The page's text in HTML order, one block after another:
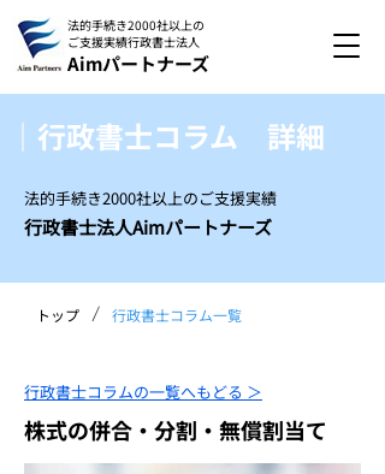
法的手続き2000社以上の
ご支援実績行政書士法人
Aimパートナーズ
｜行政書士コラム 詳細
法的手続き2000社以上のご支援実績
行政書士法人Aimパートナーズ
トップ / 行政書士コラム一覧
行政書士コラムの一覧へもどる ＞
株式の併合・分割・無償割当て